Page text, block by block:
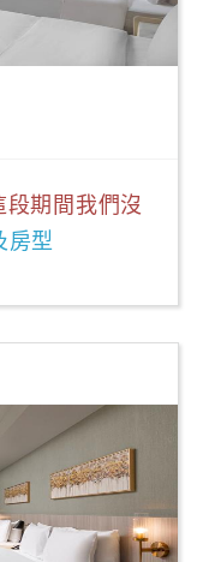
期間我們沒
房型